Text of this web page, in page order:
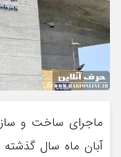
ماجرای ساخت و
آبان ماه سال گذشته